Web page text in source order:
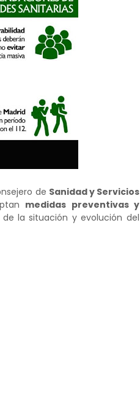
de Sanidad y Servicios
medidas preventivas y
la situación y evolución del